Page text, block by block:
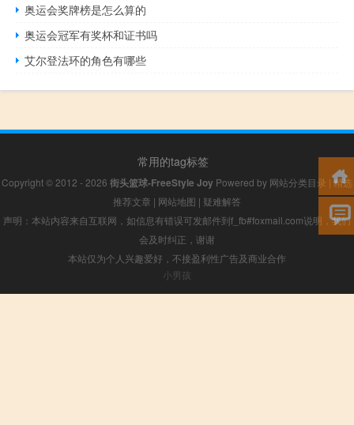
奥运会奖牌榜是怎么算的
奥运会冠军有奖杯和证书吗
艾尔登法环的角色有哪些
常用的tag标签
Copyright © 2012 - 2026 街头篮球-FreeStyle Joy Powered by 网站分类目录 |精选
推荐文章 | 网站地图 | 疑难解答
声明：本站内容来自互联网，如信息有错误可发邮件到f_fb#foxmail.com说明，我们
会及时纠正，谢谢
本站仅为个人兴趣爱好，不接盈利性广告及商业合作
小男孩